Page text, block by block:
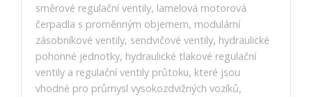
směrové regulační ventily, lamelová motorová
čerpadla s proměnným objemem, modulární
zásobníkové ventily, sendvičové ventily, hydraulické
pohonné jednotky, hydraulické tlakové regulační
ventily a regulační ventily průtoku, které jsou
vhodné pro průmysl vysokozdvižných vozíků,